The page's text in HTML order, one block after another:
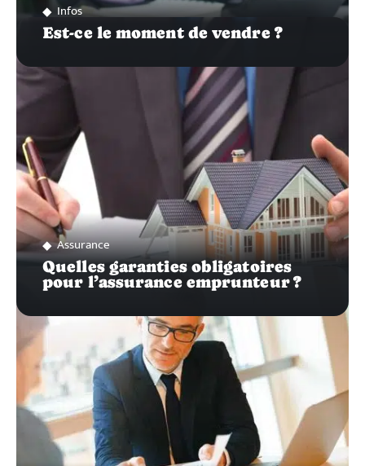
Infos
Est-ce le moment de vendre ?
Assurance
Quelles garanties obligatoires
pour l’assurance emprunteur ?